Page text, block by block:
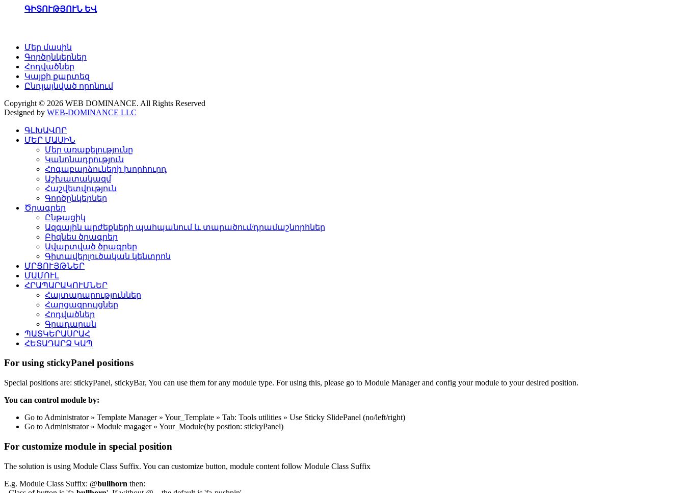
ԳԻՏՈՒԹՅՈՒՆ ԵՎ
Մեր մասին
Գործընկերներ
Հոդվածներ
Կայքի քարտեզ
Ընդլայնված որոնում
Copyright © 2026 WEB DOMINANCE. All Rights Reserved
Designed by WEB-DOMINANCE LLC
ԳԼԽԱՎՈՐ
ՄԵՐ ՄԱՍԻՆ
Մեր առաքելությունը
Կանոնադրություն
Հոգաբարձուների խորհուրդ
Աշխատակազմ
Հաշվետվություն
Գործընկերներ
Ծրագրեր
Ընթացիկ
Ազգային արժեքների պահպանում և տարածում/դրամաշնորհներ
Բիզնես ծրագրեր
Ավարտված ծրագրեր
Գիտավերլուծական կենտրոն
ՄՐՑՈՒՅԹՆԵՐ
ՄԱՄՈՒԼ
ՀՐԱՊԱՐԱԿՈՒՄՆԵՐ
Հայտարարություններ
Հարցազրույցներ
Հոդվածներ
Գրադարան
ՊԱՏԿԵՐԱՍՐԱՀ
ՀԵՏԱԴԱՐՁ ԿԱՊ
For using stickyPanel positions
Special positions are: stickyPanel, stickyBar, You can use them for any module type. For using this, please go to Module Manager and config your module to your desired position.
You can control module by:
Go to Administrator » Template Manager » Your_Template » Tab: Tools utilities » Use Sticky SlidePanel (no/left/right)
Go to Administrator » Module magager » Your_Module(by postion: stickyPanel)
For customize module in special position
The solution is using Module Class Suffix. You can customize button, module content follow Module Class Suffix
E.g. Module Class Suffix: @bullhorn then: